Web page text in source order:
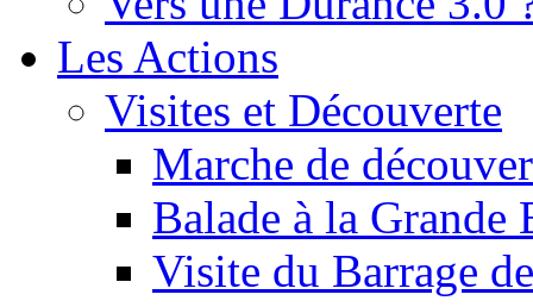
Les Actions
Visites et Découverte
Marche de
Balade à la Grande
Visite du Barrage